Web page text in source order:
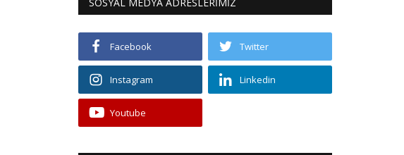
Facebook Twitter
Instagram Linkedin
Youtube